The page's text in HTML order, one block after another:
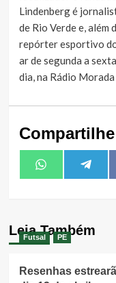
Lindenberg é
de Rio Verde e,
repórter esportivo
ar de segunda a
dia, na Rádio
Compartilhe
Share
on
WhatsAppShare
on
Leia Também
Futsal PE
Resenhas